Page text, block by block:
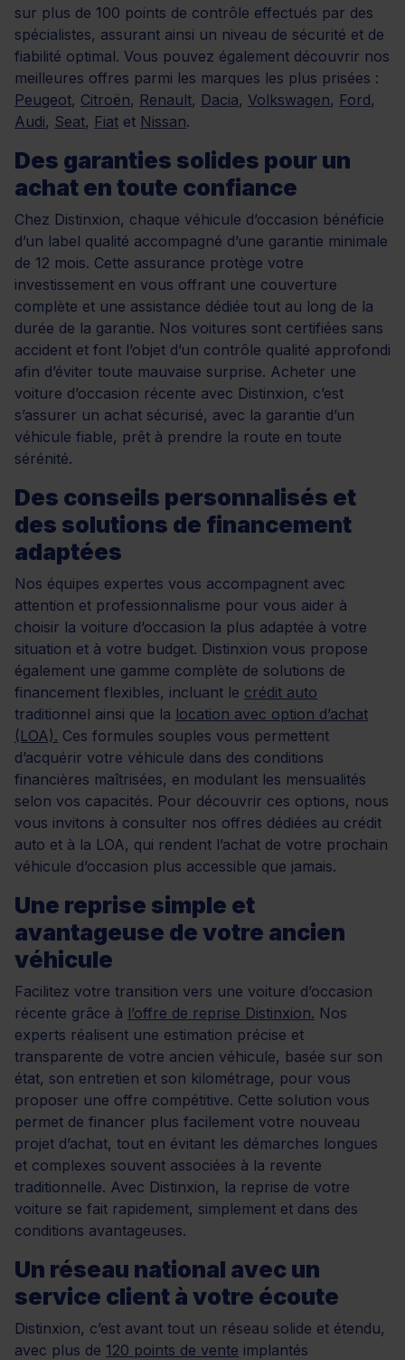
sur plus de 100 points de contrôle effectués par des
spécialistes, assurant ainsi un niveau de sécurité et de
fiabilité optimal. Vous pouvez également découvrir nos
meilleures offres parmi les marques les plus prisées :
Peugeot, Citroën, Renault, Dacia, Volkswagen, Ford,
Audi, Seat, Fiat et Nissan.
Des garanties solides pour un
achat en toute confiance
Chez Distinxion, chaque véhicule d’occasion bénéficie
d’un label qualité accompagné d’une garantie minimale
de 12 mois. Cette assurance protège votre
investissement en vous offrant une couverture
complète et une assistance dédiée tout au long de la
durée de la garantie. Nos voitures sont certifiées sans
accident et font l’objet d’un contrôle qualité approfondi
afin d’éviter toute mauvaise surprise. Acheter une
voiture d’occasion récente avec Distinxion, c’est
s’assurer un achat sécurisé, avec la garantie d’un
véhicule fiable, prêt à prendre la route en toute
sérénité.
Des conseils personnalisés et
des solutions de financement
adaptées
Nos équipes expertes vous accompagnent avec
attention et professionnalisme pour vous aider à
choisir la voiture d’occasion la plus adaptée à votre
situation et à votre budget. Distinxion vous propose
également une gamme complète de solutions de
financement flexibles, incluant le crédit auto
traditionnel ainsi que la location avec option d’achat
(LOA). Ces formules souples vous permettent
d’acquérir votre véhicule dans des conditions
financières maîtrisées, en modulant les mensualités
selon vos capacités. Pour découvrir ces options, nous
vous invitons à consulter nos offres dédiées au crédit
auto et à la LOA, qui rendent l’achat de votre prochain
véhicule d’occasion plus accessible que jamais.
Une reprise simple et
avantageuse de votre ancien
véhicule
Facilitez votre transition vers une voiture d’occasion
récente grâce à l’offre de reprise Distinxion. Nos
experts réalisent une estimation précise et
transparente de votre ancien véhicule, basée sur son
état, son entretien et son kilométrage, pour vous
proposer une offre compétitive. Cette solution vous
permet de financer plus facilement votre nouveau
projet d’achat, tout en évitant les démarches longues
et complexes souvent associées à la revente
traditionnelle. Avec Distinxion, la reprise de votre
voiture se fait rapidement, simplement et dans des
conditions avantageuses.
Un réseau national avec un
service client à votre écoute
Distinxion, c’est avant tout un réseau solide et étendu,
avec plus de 120 points de vente implantés